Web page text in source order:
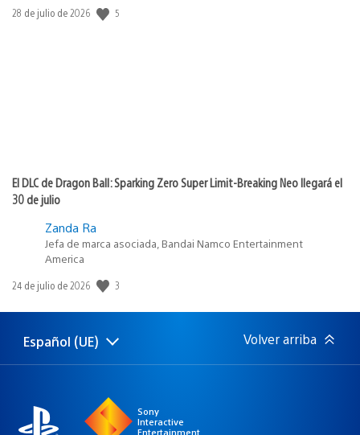
Fecha
28 de julio de 2026 5
El DLC de Dragon Ball: Sparking Zero Super Limit-Breaking Neo llegará el
30 de julio
Zanda Ra
Jefa de marca asociada, Bandai Namco Entertainment
America
Fecha
publicación:
24 de julio de 2026 3
Selecciona
una
Región
actual:
Español (UE) Volver arriba
Sony
Interactive
Entertainment